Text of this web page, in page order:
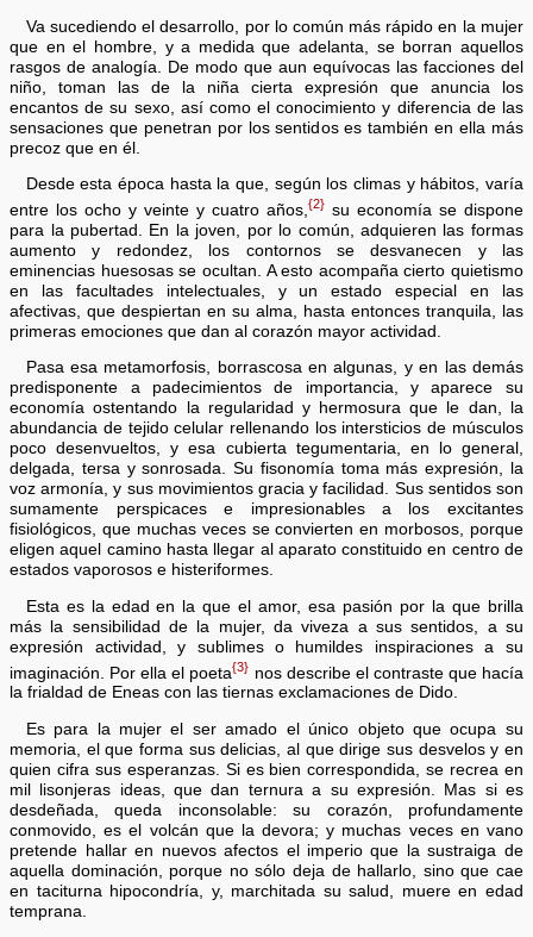
Va sucediendo el desarrollo, por lo común más rápido en la mujer
que en el hombre, y a medida que adelanta, se borran aquellos
rasgos de analogía. De modo que aun equívocas las facciones del
niño, toman las de la niña cierta expresión que anuncia los
encantos de su sexo, así como el conocimiento y diferencia de las
sensaciones que penetran por los sentidos es también en ella más
precoz que en él.
Desde esta época hasta la que, según los climas y hábitos, varía
entre los ocho y veinte y cuatro años, {2}su economía se dispone
para la pubertad. En la joven, por lo común, adquieren las formas
aumento y redondez, los contornos se desvanecen y las
eminencias huesosas se ocultan. A esto acompaña cierto quietismo
en las facultades intelectuales, y un estado especial en las
afectivas, que despiertan en su alma, hasta entonces tranquila, las
primeras emociones que dan al corazón mayor actividad.
Pasa esa metamorfosis, borrascosa en algunas, y en las demás
predisponente a padecimientos de importancia, y aparece su
economía ostentando la regularidad y hermosura que le dan, la
abundancia de tejido celular rellenando los intersticios de músculos
poco desenvueltos, y esa cubierta tegumentaria, en lo general,
delgada, tersa y sonrosada. Su fisonomía toma más expresión, la
voz armonía, y sus movimientos gracia y facilidad. Sus sentidos son
sumamente perspicaces e impresionables a los excitantes
fisiológicos, que muchas veces se convierten en morbosos, porque
eligen aquel camino hasta llegar al aparato constituido en centro de
estados vaporosos e histeriformes.
Esta es la edad en la que el amor, esa pasión por la que brilla
más la sensibilidad de la mujer, da viveza a sus sentidos, a su
expresión actividad, y sublimes o humildes inspiraciones a su
imaginación. Por ella el poeta{3} nos describe el contraste que hacía
la frialdad de Eneas con las tiernas exclamaciones de Dido.
Es para la mujer el ser amado el único objeto que ocupa su
memoria, el que forma sus delicias, al que dirige sus desvelos y en
quien cifra sus esperanzas. Si es bien correspondida, se recrea en
mil lisonjeras ideas, que dan ternura a su expresión. Mas si es
desdeñada, queda inconsolable: su corazón, profundamente
conmovido, es el volcán que la devora; y muchas veces en vano
pretende hallar en nuevos afectos el imperio que la sustraiga de
aquella dominación, porque no sólo deja de hallarlo, sino que cae
en taciturna hipocondría, y, marchitada su salud, muere en edad
temprana.